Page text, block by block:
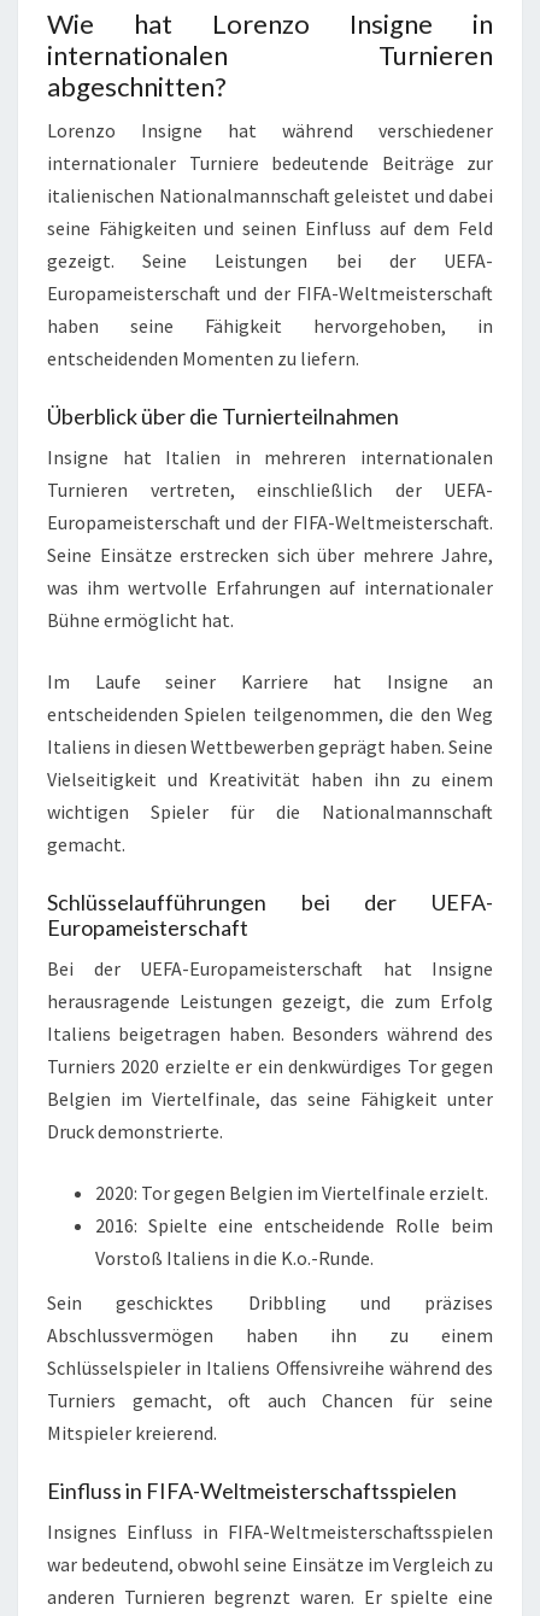
Wie hat Lorenzo Insigne in
internationalen Turnieren
abgeschnitten?
Lorenzo Insigne hat während verschiedener
internationaler Turniere bedeutende Beiträge zur
italienischen Nationalmannschaft geleistet und dabei
seine Fähigkeiten und seinen Einfluss auf dem Feld
gezeigt. Seine Leistungen bei der UEFA-
Europameisterschaft und der FIFA-Weltmeisterschaft
haben seine Fähigkeit hervorgehoben, in
entscheidenden Momenten zu liefern.
Überblick über die Turnierteilnahmen
Insigne hat Italien in mehreren internationalen
Turnieren vertreten, einschließlich der UEFA-
Europameisterschaft und der FIFA-Weltmeisterschaft.
Seine Einsätze erstrecken sich über mehrere Jahre,
was ihm wertvolle Erfahrungen auf internationaler
Bühne ermöglicht hat.
Im Laufe seiner Karriere hat Insigne an
entscheidenden Spielen teilgenommen, die den Weg
Italiens in diesen Wettbewerben geprägt haben. Seine
Vielseitigkeit und Kreativität haben ihn zu einem
wichtigen Spieler für die Nationalmannschaft
gemacht.
Schlüsselaufführungen bei der UEFA-
Europameisterschaft
Bei der UEFA-Europameisterschaft hat Insigne
herausragende Leistungen gezeigt, die zum Erfolg
Italiens beigetragen haben. Besonders während des
Turniers 2020 erzielte er ein denkwürdiges Tor gegen
Belgien im Viertelfinale, das seine Fähigkeit unter
Druck demonstrierte.
2020: Tor gegen Belgien im Viertelfinale erzielt.
2016: Spielte eine entscheidende Rolle beim
Vorstoß Italiens in die K.o.-Runde.
Sein geschicktes Dribbling und präzises
Abschlussvermögen haben ihn zu einem
Schlüsselspieler in Italiens Offensivreihe während des
Turniers gemacht, oft auch Chancen für seine
Mitspieler kreierend.
Einfluss in FIFA-Weltmeisterschaftsspielen
Insignes Einfluss in FIFA-Weltmeisterschaftsspielen
war bedeutend, obwohl seine Einsätze im Vergleich zu
anderen Turnieren begrenzt waren. Er spielte eine